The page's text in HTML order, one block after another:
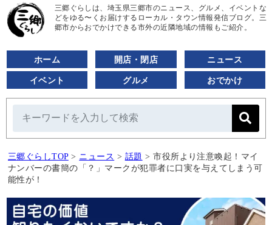
三郷ぐらしは、埼玉県三郷市のニュース、グルメ、イベントな
どをゆる〜くお届けするローカル・タウン情報発信ブログ。三
郷市からおでかけできる市外の近隣地域の情報もご紹介。
ホーム 開店・閉店 ニュース
イベント グルメ おでかけ
三郷ぐらしTOP > ニュース > 話題 > 市役所より注意喚起！マイ
ナンバーの書簡の「？」マークが犯罪者に口実を与えてしまう可
能性が！